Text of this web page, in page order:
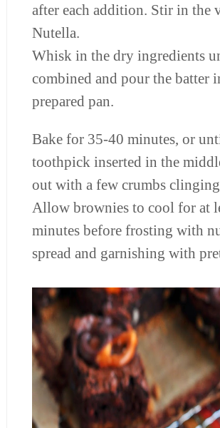
after each addition. Stir in the
Nutella.
Whisk in the dry ingredients
combined and pour the batter
prepared pan.
Bake for 35-40 minutes, or
toothpick inserted in the
out with a few crumbs
Allow brownies to cool for at
minutes before frosting with
spread and garnishing with